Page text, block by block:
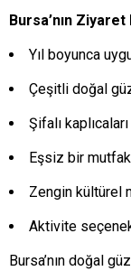
Bursa’nın
Yıl boyunca
Çeşitli doğal
Şifalı
Eşsiz bir
Zengin kültürel
Aktivite
Bursa’nın doğal